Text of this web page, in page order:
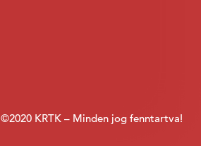
©2020 KRTK – Minden jog fenntartva!